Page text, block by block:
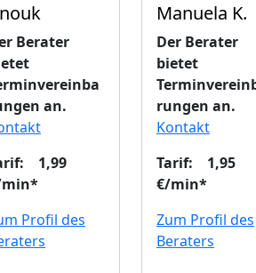
Berater
an.
1,99
Profil des
Manuela K.
Der Berater
bietet
rungen an.
Kontakt
Tarif: 1,95
€/min*
Zum Profil des
Beraters